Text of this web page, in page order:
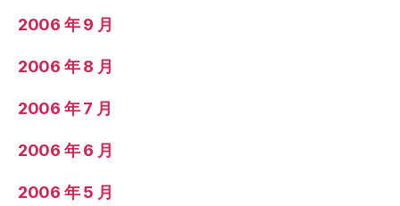
2006 年 9 月
2006 年 8 月
2006 年 7 月
2006 年 6 月
2006 年 5 月